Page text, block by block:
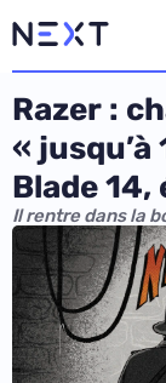
Razer :
«
Blade 14,
Il rentre dans la